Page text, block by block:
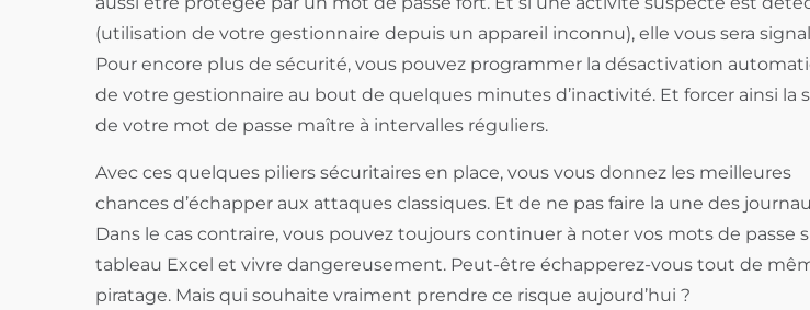
(utilisation de votre gestionnaire depuis un appareil inconnu), elle vous sera
Pour encore plus de sécurité, vous pouvez programmer la désactivation
de votre gestionnaire au bout de quelques minutes d’inactivité. Et forcer ainsi la
de votre mot de passe maître à intervalles réguliers.
Avec ces quelques piliers sécuritaires en place, vous vous donnez les meilleures
chances d’échapper aux attaques classiques. Et de ne pas faire la une des
Dans le cas contraire, vous pouvez toujours continuer à noter vos mots de passe
tableau Excel et vivre dangereusement. Peut-être échapperez-vous tout de
piratage. Mais qui souhaite vraiment prendre ce risque aujourd’hui ?